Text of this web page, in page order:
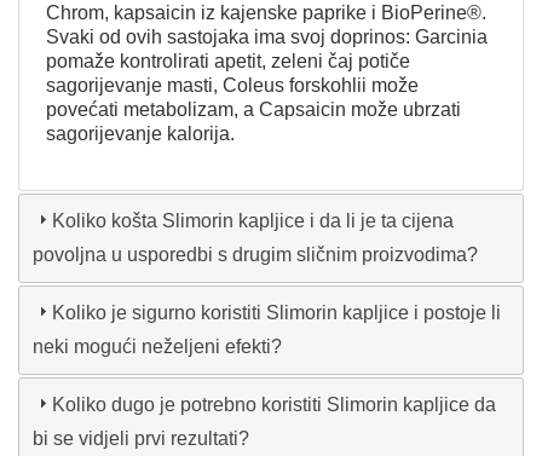
Chrom, kapsaicin iz kajenske paprike i BioPerine®.
Svaki od ovih sastojaka ima svoj doprinos: Garcinia
pomaže kontrolirati apetit, zeleni čaj potiče
sagorijevanje masti, Coleus forskohlii može
povećati metabolizam, a Capsaicin može ubrzati
sagorijevanje kalorija.
Koliko košta Slimorin kapljice i da li je ta cijena
povoljna u usporedbi s drugim sličnim proizvodima?
Koliko je sigurno koristiti Slimorin kapljice i postoje li
neki mogući neželjeni efekti?
Koliko dugo je potrebno koristiti Slimorin kapljice da
bi se vidjeli prvi rezultati?